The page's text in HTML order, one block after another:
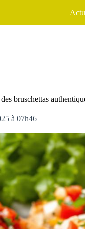
bruschettas
à 07h46